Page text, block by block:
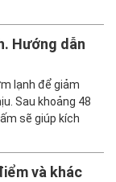
Hướng dẫn
lạnh để giảm
Sau khoảng 48
sẽ giúp kích
và khác